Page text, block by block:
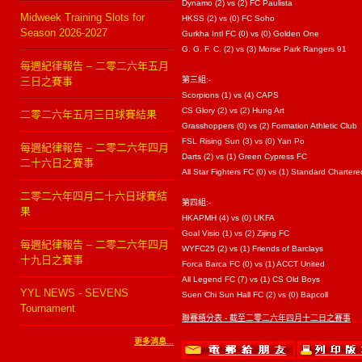
Midweek Training Slots for
Season 2026-2027
每週紀律報告 – 二零二六年五月
三日之賽事
二零二六年五月三日球賽結果
每週紀律報告 – 二零二六年四月
二十六日之賽事
二零二六年四月二十六日球賽結
果
每週紀律報告 – 二零二六年四月
十九日之賽事
YYL NEWS - SEVENS
Tournament
更多消息...
Dynamo (2) vs (2) FC Paulista
HKSS (2) vs (0) FC Soho
Gurkha Intl FC (0) vs (0) Golden One
G. G. F. C. (2) vs (3) Morse Park Rangers 91
第三組:-
Scorpions (1) vs (4) CAPS
CS Glory (2) vs (2) Hung Art
Grasshoppers (0) vs (2) Formation Athletic Club
FSL Rising Sun (3) vs (0) Yan Po
Darts (2) vs (1) Green Cypress FC
All Star Fighters FC (0) vs (1) Standard
第四組:-
HKAPMH (4) vs (0) UKFA
Goal Visio (1) vs (2) Zijing FC
WYFC25 (2) vs (1) Friends of Barclays
Forca Barca FC (0) vs (1) ACCT United
All Legend FC (7) vs (1) CS Old Boys
Suen Chi Sun Hall FC (2) vs (0) Bapcoll
聯賽積分表 - 截至二零二六年四月十二日之賽事